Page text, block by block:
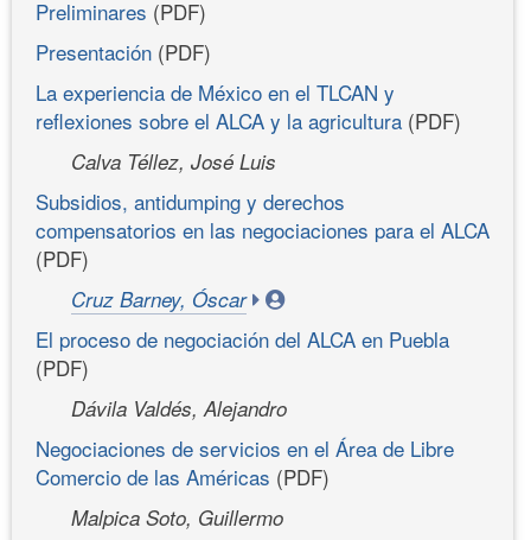
Preliminares (PDF)
Presentación (PDF)
La experiencia de México en el TLCAN y
reflexiones sobre el ALCA y la agricultura (PDF)
Calva Téllez, José Luis
Subsidios, antidumping y derechos
compensatorios en las negociaciones para el ALCA
(PDF)
Cruz Barney, Óscar
El proceso de negociación del ALCA en Puebla
(PDF)
Dávila Valdés, Alejandro
Negociaciones de servicios en el Área de Libre
Comercio de las Américas (PDF)
Malpica Soto, Guillermo